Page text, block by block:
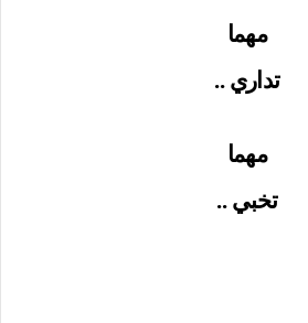
مهما
تداري ..
مهما
تخبي ..